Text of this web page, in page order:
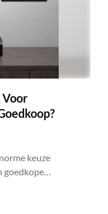
Voor
keuze
goedkope…